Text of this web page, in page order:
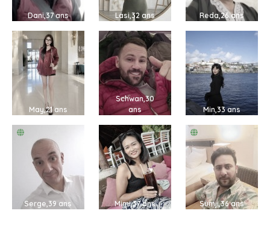
Dani,37 ans Lasi,32 ans Reda,26 ans
May,21 ans
Schwan,30
ans
Min,33 ans
Serge,39 ans Mimi,37 ans Sumji,36 ans